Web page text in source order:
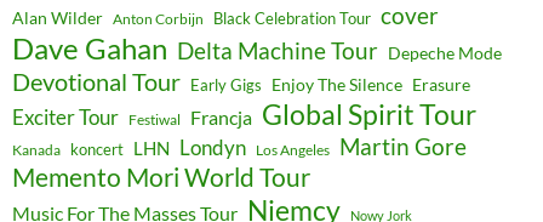
Alan Wilder Anton Corbijn Black Celebration Tour cover
Dave Gahan Delta Machine Tour Depeche Mode
Devotional Tour Early Gigs Enjoy The Silence Erasure
Exciter Tour Festiwal Francja Global Spirit Tour
Kanada koncert LHN Londyn Los Angeles Martin Gore
Memento Mori World Tour
Music For The Masses Tour Niemcy Nowy Jork